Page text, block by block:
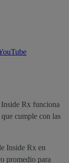
Inside Rx funciona
cumple con las
Inside Rx en
promedio para